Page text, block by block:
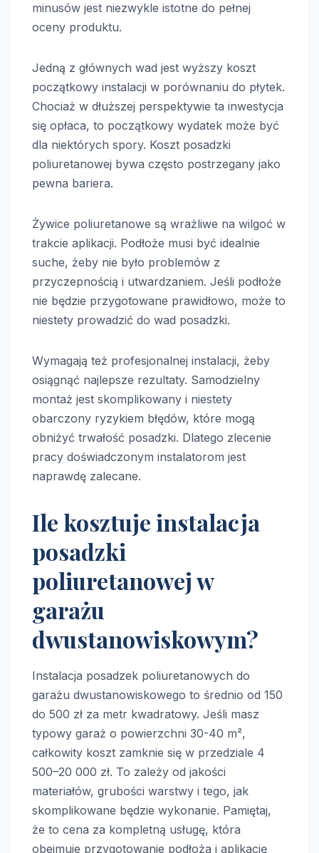
minusów jest niezwykle istotne do pełnej
oceny produktu.
Jedną z głównych wad jest wyższy koszt
początkowy instalacji w porównaniu do płytek.
Chociaż w dłuższej perspektywie ta inwestycja
się opłaca, to początkowy wydatek może być
dla niektórych spory. Koszt posadzki
poliuretanowej bywa często postrzegany jako
pewna bariera.
Żywice poliuretanowe są wrażliwe na wilgoć w
trakcie aplikacji. Podłoże musi być idealnie
suche, żeby nie było problemów z
przyczepnością i utwardzaniem. Jeśli podłoże
nie będzie przygotowane prawidłowo, może to
niestety prowadzić do wad posadzki.
Wymagają też profesjonalnej instalacji, żeby
osiągnąć najlepsze rezultaty. Samodzielny
montaż jest skomplikowany i niestety
obarczony ryzykiem błędów, które mogą
obniżyć trwałość posadzki. Dlatego zlecenie
pracy doświadczonym instalatorom jest
naprawdę zalecane.
Ile kosztuje instalacja
posadzki
poliuretanowej w
garażu
dwustanowiskowym?
Instalacja posadzek poliuretanowych do
garażu dwustanowiskowego to średnio od 150
do 500 zł za metr kwadratowy. Jeśli masz
typowy garaż o powierzchni 30-40 m²,
całkowity koszt zamknie się w przedziale 4
500–20 000 zł. To zależy od jakości
materiałów, grubości warstwy i tego, jak
skomplikowane będzie wykonanie. Pamiętaj,
że to cena za kompletną usługę, która
obejmuje przygotowanie podłoża i aplikację